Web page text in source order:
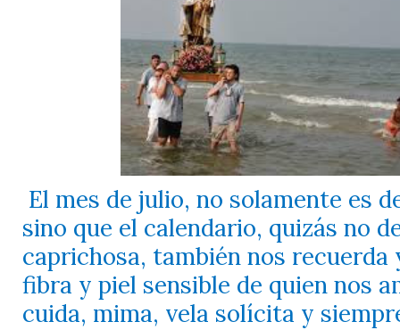
El mes de julio, no solamente es
sino que el calendario, quizás no
caprichosa, también nos recuerda
fibra y piel sensible de quien nos
cuida, mima, vela solícita y